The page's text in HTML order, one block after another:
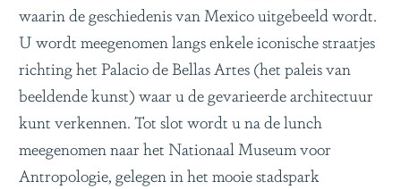
waarin de geschiedenis van Mexico uitgebeeld wordt.
U wordt meegenomen langs enkele iconische straatjes
richting het Palacio de Bellas Artes (het paleis van
beeldende kunst) waar u de gevarieerde architectuur
kunt verkennen. Tot slot wordt u na de lunch
meegenomen naar het Nationaal Museum voor
Antropologie, gelegen in het mooie stadspark